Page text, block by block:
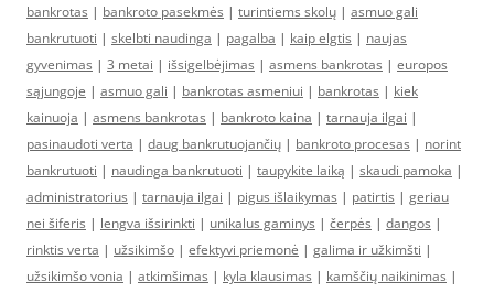
bankrotas | bankroto pasekmės | turintiems skolų | asmuo gali
bankrutuoti | skelbti naudinga | pagalba | kaip elgtis | naujas
gyvenimas | 3 metai | išsigelbėjimas | asmens bankrotas | europos
sąjungoje | asmuo gali | bankrotas asmeniui | bankrotas | kiek
kainuoja | asmens bankrotas | bankroto kaina | tarnauja ilgai |
pasinaudoti verta | daug bankrutuojančių | bankroto procesas | norint
bankrutuoti | naudinga bankrutuoti | taupykite laiką | skaudi pamoka |
administratorius | tarnauja ilgai | pigus išlaikymas | patirtis | geriau
nei šiferis | lengva išsirinkti | unikalus gaminys | čerpės | dangos |
rinktis verta | užsikimšo | efektyvi priemonė | galima ir užkimšti |
užsikimšo vonia | atkimšimas | kyla klausimas | kamščių naikinimas |